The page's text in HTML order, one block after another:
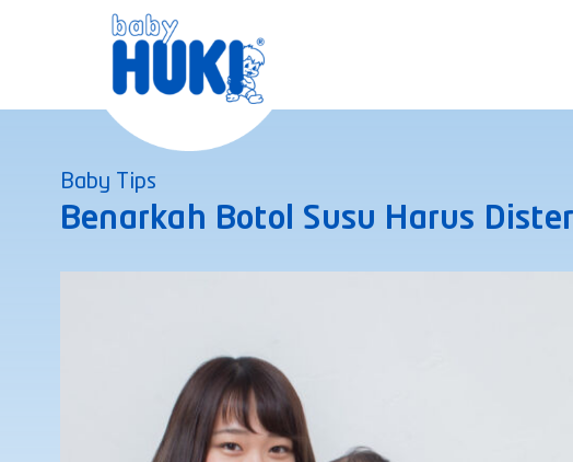
Baby Tips
Benarkah Botol Susu Harus